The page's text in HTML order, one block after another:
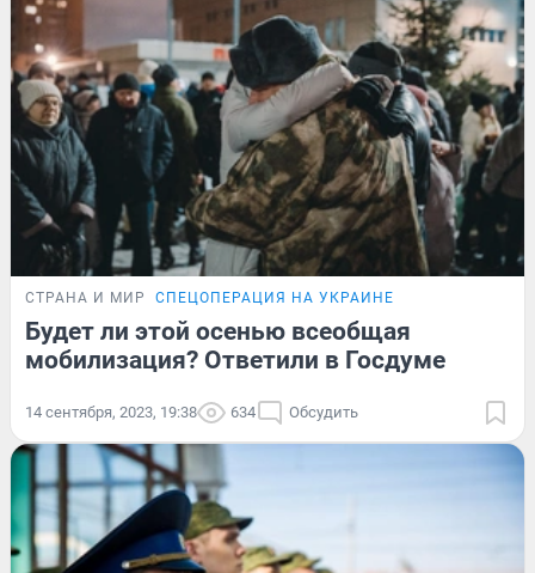
СТРАНА И МИР СПЕЦОПЕРАЦИЯ НА УКРАИНЕ
Будет ли этой осенью всеобщая
мобилизация? Ответили в Госдуме
14 сентября, 2023, 19:38 634 Обсудить